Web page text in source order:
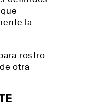
la
rostro
otra